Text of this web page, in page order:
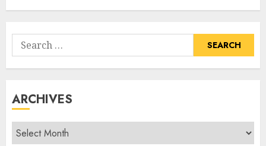
Tumbuhan
Search
for:
ARCHIVES
Archives